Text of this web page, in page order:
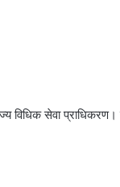
विधिक सेवा